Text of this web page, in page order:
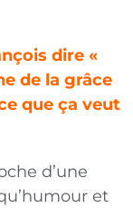
dire «
de la grâce
que ça veut
d’une
et